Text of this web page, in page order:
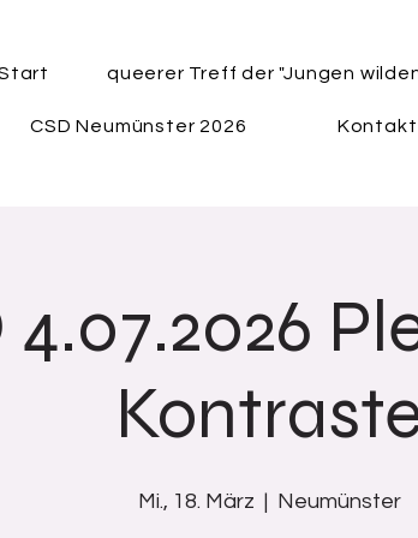
queerer Treff der "Jungen
CSD Neumünster 2026 Kontakt
4.07.2026
Mi., 18. März
  |
Neumünster